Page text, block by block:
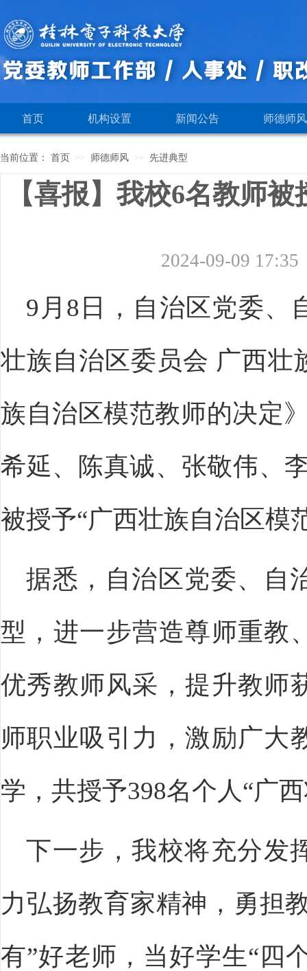
首页 机构设置 新闻公告 师德师风
当前位置： 首页 >> 师德师风 >> 先进典型
【喜报】我校6名教师
2024-09-09 17:35
9月8日，自治区党委、
壮族自治区委员会 广西壮
族自治区模范教师的决定
希延、陈真诚、张敬伟、
被授予“广西壮族自治区模
据悉，自治区党委、自
型，进一步营造尊师重教
优秀教师风采，提升教师
师职业吸引力，激励广大
学，共授予398名个人“广
下一步，我校将充分发
力弘扬教育家精神，勇担
有”好老师，当好学生“四